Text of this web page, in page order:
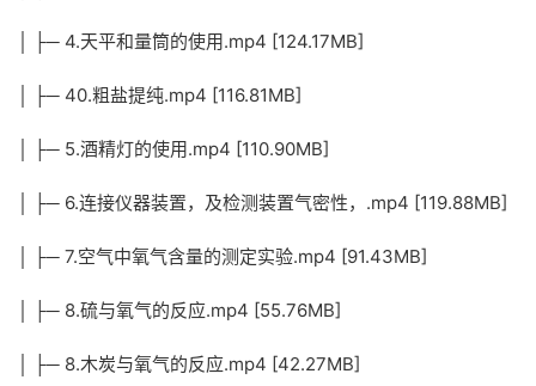
│ ├─ 4.天平和量筒的使用.mp4 [124.17MB]
│ ├─ 40.粗盐提纯.mp4 [116.81MB]
│ ├─ 5.酒精灯的使用.mp4 [110.90MB]
│ ├─ 6.连接仪器装置，及检测装置气密性，.mp4 [119.88MB]
│ ├─ 7.空气中氧气含量的测定实验.mp4 [91.43MB]
│ ├─ 8.硫与氧气的反应.mp4 [55.76MB]
│ ├─ 8.木炭与氧气的反应.mp4 [42.27MB]